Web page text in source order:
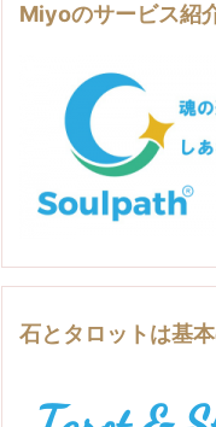
Miyoのサービス紹
石とタロットは基